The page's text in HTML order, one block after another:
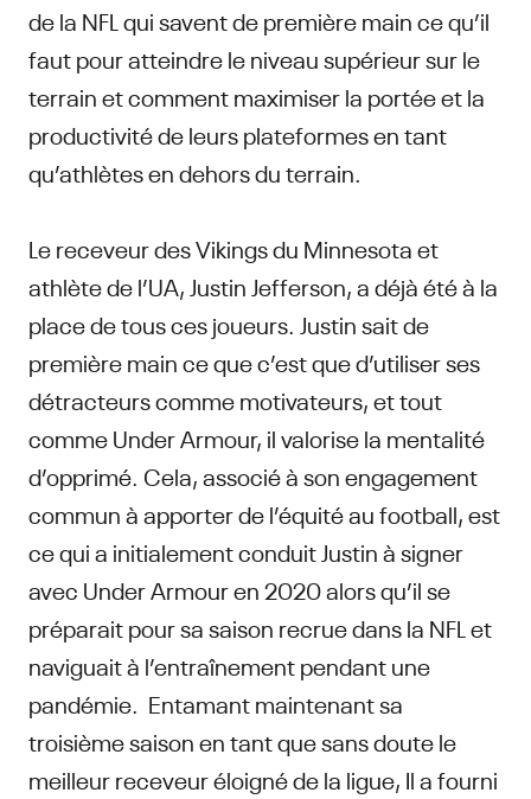
de la NFL qui savent de première main ce qu’il
faut pour atteindre le niveau supérieur sur le
terrain et comment maximiser la portée et la
productivité de leurs plateformes en tant
qu’athlètes en dehors du terrain.
Le receveur des Vikings du Minnesota et
athlète de l’UA, Justin Jefferson, a déjà été à la
place de tous ces joueurs. Justin sait de
première main ce que c’est que d’utiliser ses
détracteurs comme motivateurs, et tout
comme Under Armour, il valorise la mentalité
d’opprimé. Cela, associé à son engagement
commun à apporter de l’équité au football, est
ce qui a initialement conduit Justin à signer
avec Under Armour en 2020 alors qu’il se
préparait pour sa saison recrue dans la NFL et
naviguait à l’entraînement pendant une
pandémie. Entamant maintenant sa
troisième saison en tant que sans doute le
meilleur receveur éloigné de la ligue, Il a fourni